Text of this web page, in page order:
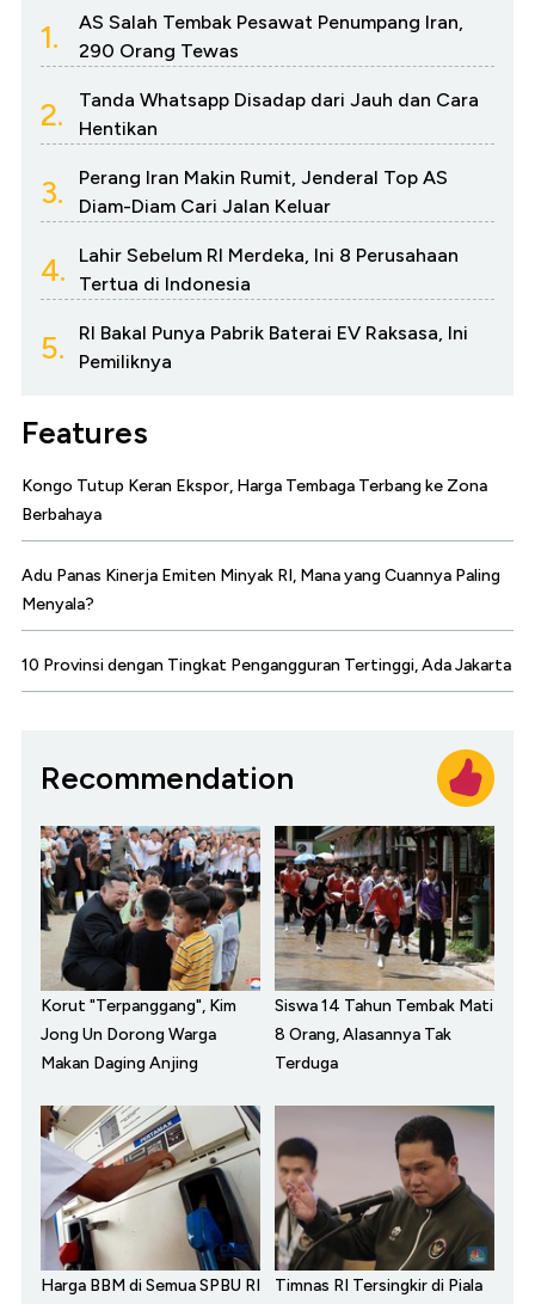
1.
AS Salah Tembak Pesawat Penumpang Iran,
290 Orang Tewas
2.
Tanda Whatsapp Disadap dari Jauh dan Cara
Hentikan
3.
Perang Iran Makin Rumit, Jenderal Top AS
Diam-Diam Cari Jalan Keluar
4.
Lahir Sebelum RI Merdeka, Ini 8 Perusahaan
Tertua di Indonesia
5.
RI Bakal Punya Pabrik Baterai EV Raksasa, Ini
Pemiliknya
Features
Kongo Tutup Keran Ekspor, Harga Tembaga Terbang ke Zona
Berbahaya
Adu Panas Kinerja Emiten Minyak RI, Mana yang Cuannya Paling
Menyala?
10 Provinsi dengan Tingkat Pengangguran Tertinggi, Ada Jakarta
Recommendation
Korut "Terpanggang", Kim
Jong Un Dorong Warga
Makan Daging Anjing
Siswa 14 Tahun Tembak Mati
8 Orang, Alasannya Tak
Terduga
Harga BBM di Semua SPBU RI
Timnas RI Tersingkir di Piala